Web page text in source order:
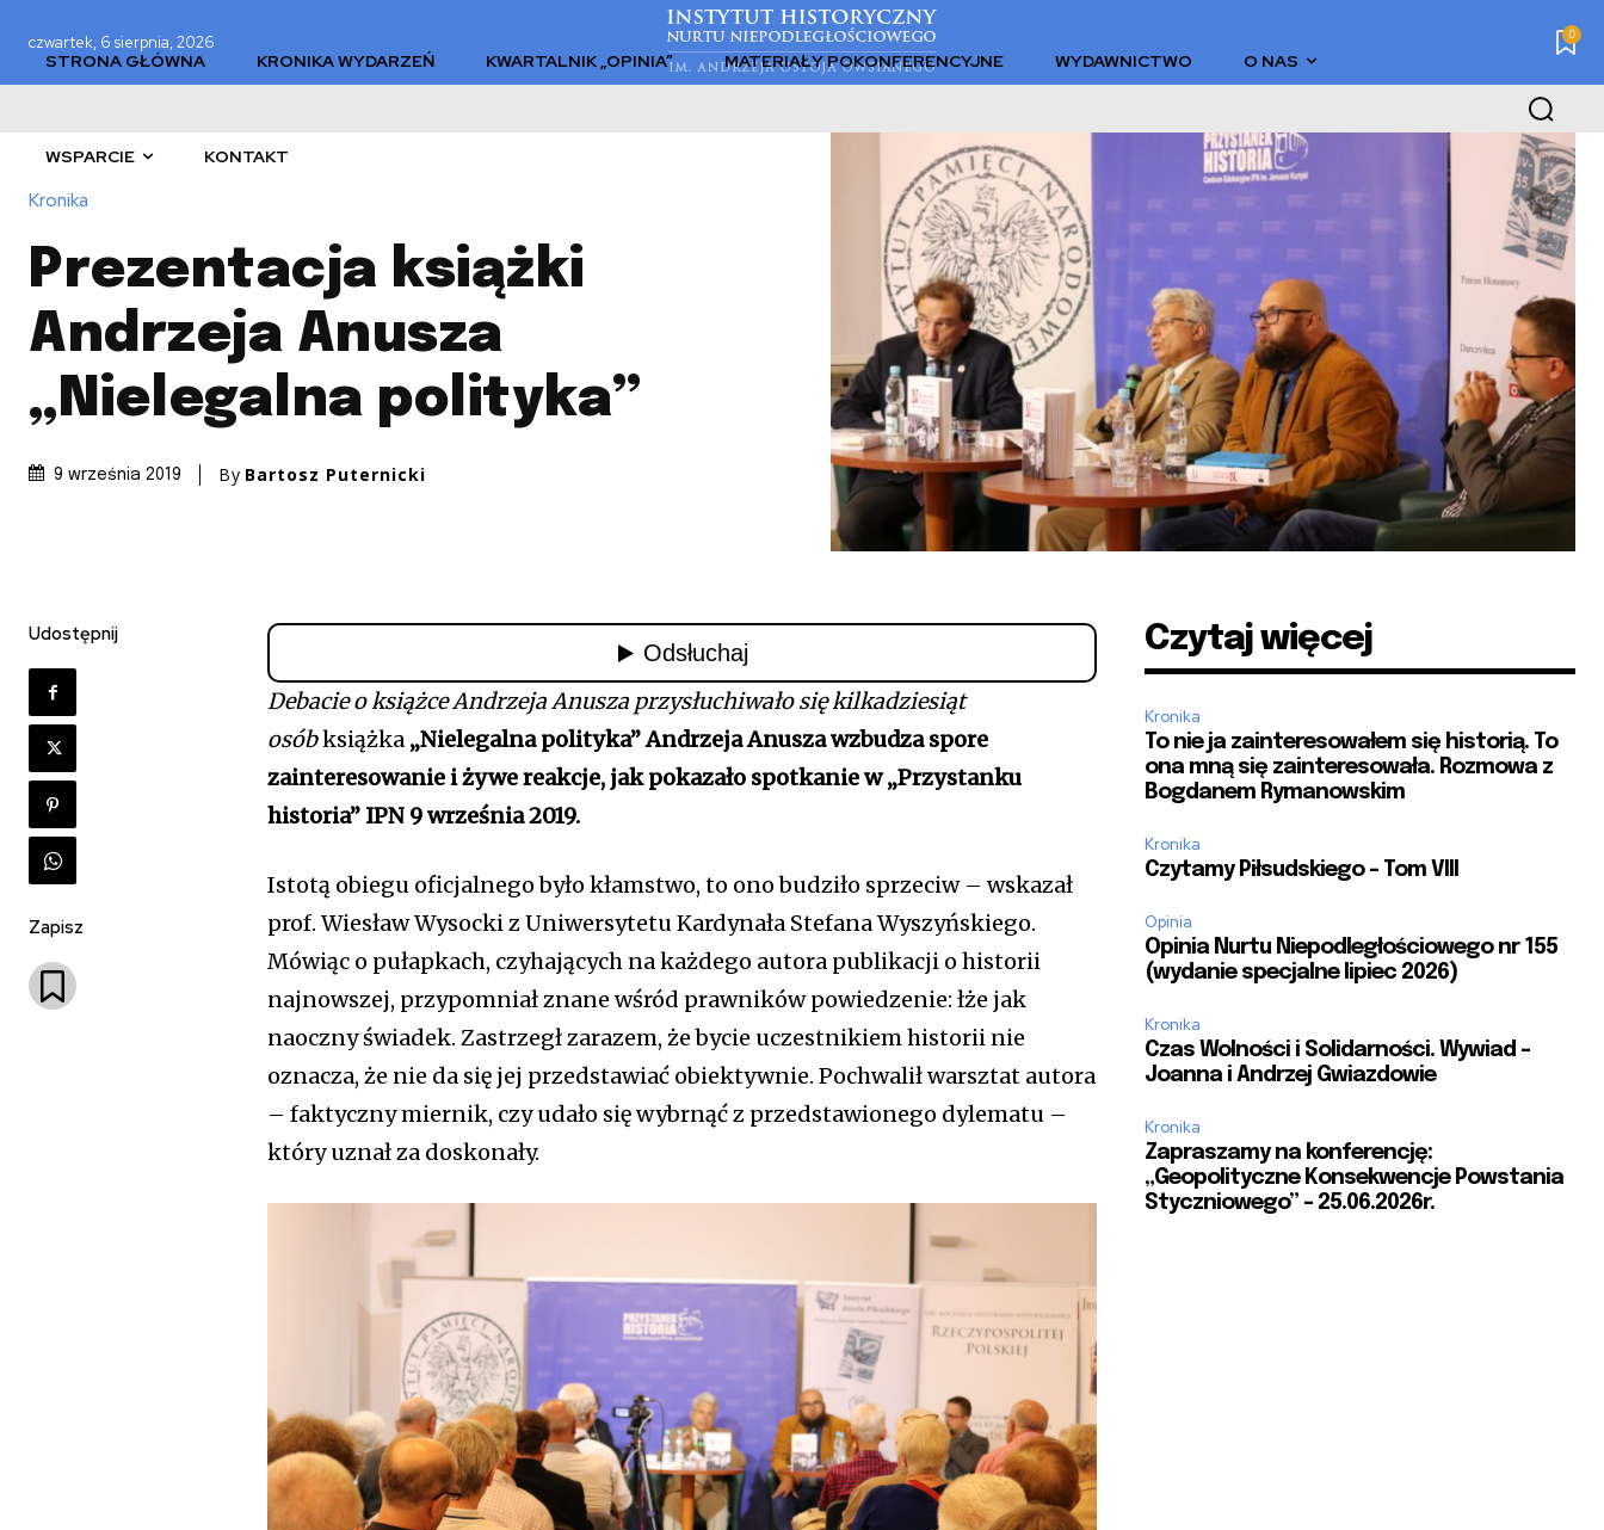
czwartek, 6 sierpnia, 2026 0
STRONA GŁÓWNA KRONIKA WYDARZEŃ KWARTALNIK „OPINIA” MATERIAŁY POKONFERENCYJNE WYDAWNICTWO O NAS
WSPARCIE KONTAKT
Kronika
Prezentacja książki
Andrzeja Anusza
„Nielegalna polityka”
9 września 2019 By Bartosz Puternicki
Udostępnij
Zapisz
Debacie o książce Andrzeja Anusza przysłuchiwało się kilkadziesiąt
osóbksiążka „Nielegalna polityka” Andrzeja Anusza wzbudza spore
zainteresowanie i żywe reakcje, jak pokazało spotkanie w „Przystanku
historia” IPN 9 września 2019.
Istotą obiegu oficjalnego było kłamstwo, to ono budziło sprzeciw – wskazał
prof. Wiesław Wysocki z Uniwersytetu Kardynała Stefana Wyszyńskiego.
Mówiąc o pułapkach, czyhających na każdego autora publikacji o historii
najnowszej, przypomniał znane wśród prawników powiedzenie: łże jak
naoczny świadek. Zastrzegł zarazem, że bycie uczestnikiem historii nie
oznacza, że nie da się jej przedstawiać obiektywnie. Pochwalił warsztat autora
– faktyczny miernik, czy udało się wybrnąć z przedstawionego dylematu –
który uznał za doskonały.
Czytaj więcej
Kronika
To nie ja zainteresowałem się historią. To
ona mną się zainteresowała. Rozmowa z
Bogdanem Rymanowskim
Kronika
Czytamy Piłsudskiego – Tom VIII
Opinia
Opinia Nurtu Niepodległościowego nr 155
(wydanie specjalne lipiec 2026)
Kronika
Czas Wolności i Solidarności. Wywiad –
Joanna i Andrzej Gwiazdowie
Kronika
Zapraszamy na konferencję:
„Geopolityczne Konsekwencje Powstania
Styczniowego” – 25.06.2026r.